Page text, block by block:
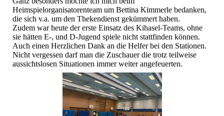
Heimspielorganisatorenteam um Bettina Kimmerle bedanken,
die sich v.a. um den Thekendienst gekümmert haben.
Zudem war heute der erste Einsatz des Kihasel-Teams, ohne
sie hätten E-, und D-Jugend spiele nicht stattfinden können.
Auch einen Herzlichen Dank an die Helfer bei den Stationen.
Nicht vergessen darf man die Zuschauer die trotz teilweise
aussichtslosen Situationen immer weiter angefeuerten.